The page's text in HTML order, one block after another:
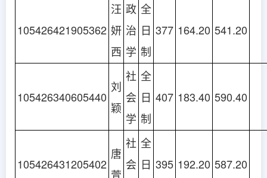
105426421905362
汪
妍
西
政
治
学
全
日
制
377 164.20 541.20
105426340605440
刘
颖
社
会
学
全
日
制
407 183.40 590.40
105426431205402
唐
萱
社
会
全
日 395 192.20 587.20